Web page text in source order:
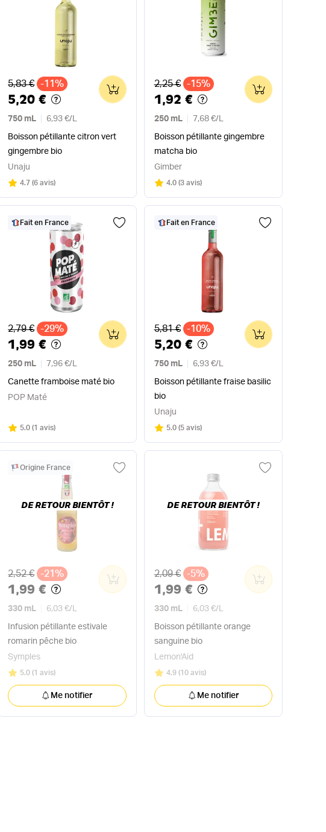
Ancien prix
5,83 € -11%
5,20 €
750 mL 6,93 €/L
Boisson pétillante citron vert
gingembre bio
0
Unaju
Note
4.7sur 5
(6 avis)
Ancien prix
2,25 € -15%
1,92 €
250 mL 7,68 €/L
Boisson pétillante gingembre
matcha bio
0
Gimber
Note
4.0 sur 5
(3 avis)
Fait en France
Ancien prix
2,79 € -29%
1,99 €
250 mL 7,96 €/L
Canette framboise maté bio
0
POP Maté
Note
5.0sur 5
(1 avis)
Fait en France
Ancien prix
5,81 € -10%
5,20 €
750 mL 6,93 €/L
Boisson pétillante fraise basilic
bio
0
Unaju
Note
5.0 sur 5
(5 avis)
Origine France
Ancien prix
2,52 € -21%
1,99 €
330 mL 6,03 €/ L
Infusion pétillante estivale
romarin pêche bio
0
Symples
Note
5.0sur 5
(1 avis)
DE RETOUR BIENTÔT !
Me notifier
Ancien prix
2,09 € -5%
1,99 €
330 mL 6,03 €/ L
Boisson pétillante orange
sanguine bio
0
Lemon'Aid
Note
4.9 sur 5
(10 avis)
DE RETOUR BIENTÔT !
Me notifier